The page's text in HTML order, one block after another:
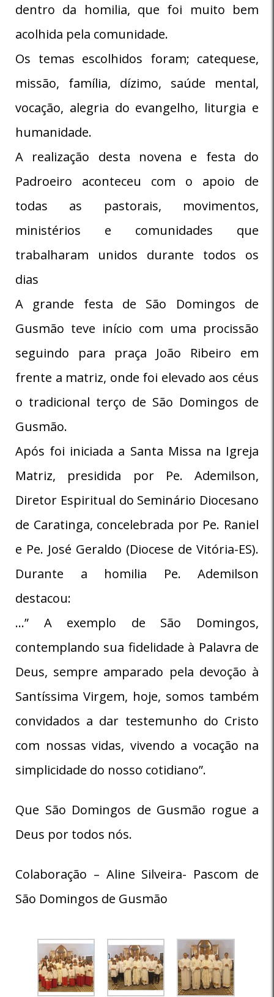
dentro da homilia, que foi muito bem
acolhida pela comunidade.
Os temas escolhidos foram; catequese,
missão, família, dízimo, saúde mental,
vocação, alegria do evangelho, liturgia e
humanidade.
A realização desta novena e festa do
Padroeiro aconteceu com o apoio de
todas as pastorais, movimentos,
ministérios e comunidades que
trabalharam unidos durante todos os
dias
A grande festa de São Domingos de
Gusmão teve início com uma procissão
seguindo para praça João Ribeiro em
frente a matriz, onde foi elevado aos céus
o tradicional terço de São Domingos de
Gusmão.
Após foi iniciada a Santa Missa na Igreja
Matriz, presidida por Pe. Ademilson,
Diretor Espiritual do Seminário Diocesano
de Caratinga, concelebrada por Pe. Raniel
e Pe. José Geraldo (Diocese de Vitória-ES).
Durante a homilia Pe. Ademilson
destacou:
…” A exemplo de São Domingos,
contemplando sua fidelidade à Palavra de
Deus, sempre amparado pela devoção à
Santíssima Virgem, hoje, somos também
convidados a dar testemunho do Cristo
com nossas vidas, vivendo a vocação na
simplicidade do nosso cotidiano”.
Que São Domingos de Gusmão rogue a
Deus por todos nós.
Colaboração – Aline Silveira- Pascom de
São Domingos de Gusmão